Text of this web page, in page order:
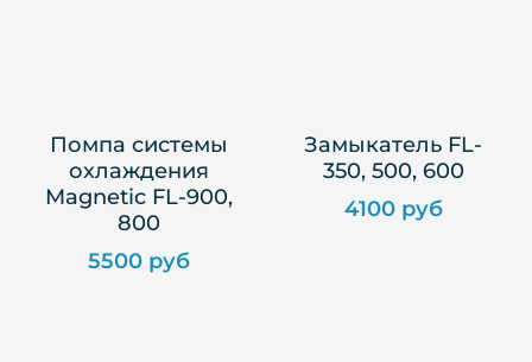
Помпа системы
охлаждения
Magnetic FL-900,
800
5500 руб
Замыкатель FL-
350, 500, 600
4100 руб